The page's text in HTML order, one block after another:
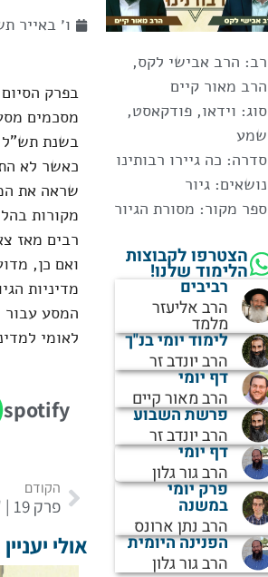
רב: הרב אבישי לקס,
הרב מאור קיים
סוג: וידאו, פודקאסט,
שמע
סדרה: כה גיירו רבותינו
נושאים: גיור
ספר מקור: מסורת הגיור
הצטרפו לקבוצות
הלימוד שלנו!
רביבים
הרב אליעזר
מלמד
לימוד יומי בנ"ך
הרב יונדב זר
דף יומי
הרב מאור קיים
פרשת השבוע
הרב יונדב זר
דף יומי
הרב גור גלון
פרק יומי
במשנה
הרב נתן ארונס
הפנינה היומית
הרב גור גלון
ו׳ באייר
בפרק
מסכמים
כאשר לא
שראה את
מקורות
רבים מאז
ואם כן,
מדיניות
המסע עבור
לאומי
spotify
הקודם
אולי